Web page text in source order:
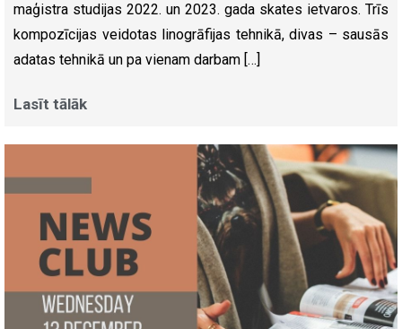
maģistra studijas 2022. un 2023. gada skates ietvaros. Trīs
kompozīcijas veidotas linogrāfijas tehnikā, divas – sausās
adatas tehnikā un pa vienam darbam […]
Lasīt tālāk